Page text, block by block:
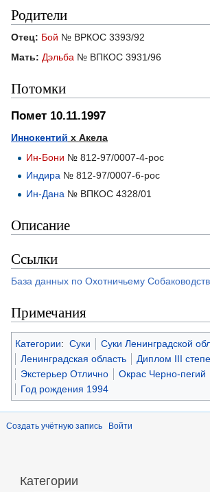
Родители
Отец: Бой № ВРКОС 3393/92
Мать: Дэльба № ВПКОС 3931/96
Потомки
Помет 10.11.1997
Иннокентий х Акела
Ин-Бони № 812-97/0007-4-рос
Индира № 812-97/0007-6-рос
Ин-Дана № ВПКОС 4328/01
Описание
Ссылки
База данных по Охотничьему
Примечания
Категории: Суки
Суки Ленинградской
Ленинградская область
Диплом III
Экстерьер Отлично
Окрас Черно-пегий
Год рождения 1994
Создать учётную запись Войти
Категории